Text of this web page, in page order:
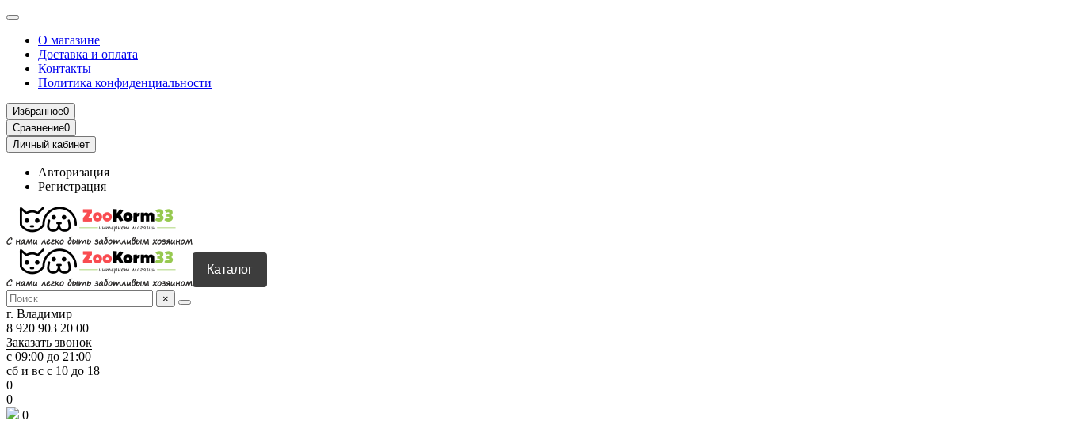
О магазине
Доставка и оплата
Контакты
Политика конфиденциальности
Избранное0
Сравнение0
Личный кабинет
Авторизация
Регистрация
Каталог
×
г. Владимир
8 920 903 20 00
Заказать звонок
с 09:00 до 21:00
сб и вс с 10 до 18
0
0
0